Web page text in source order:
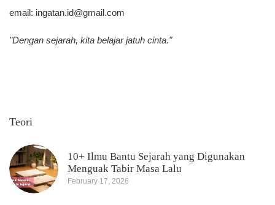
email: ingatan.id@gmail.com
"Dengan sejarah, kita belajar jatuh cinta."
Teori
10+ Ilmu Bantu Sejarah yang Digunakan
Menguak Tabir Masa Lalu
February 17, 2026